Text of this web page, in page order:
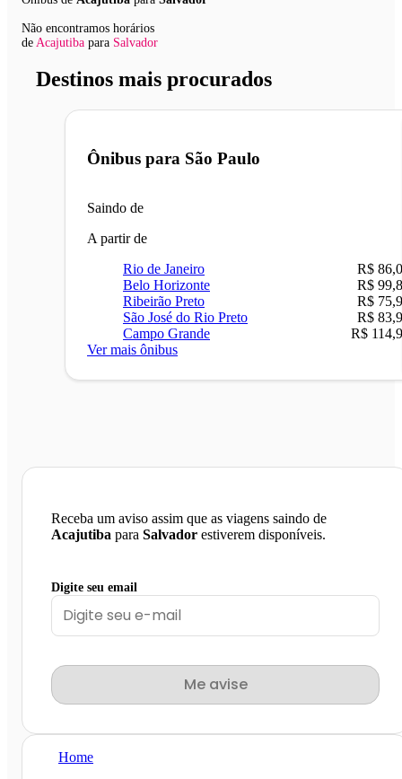
Não encontramos horários
de Acajutiba para Salvador
Destinos mais procurados
Ônibus para São Paulo
Saindo de
A partir de
Rio de Janeiro
R$
Belo Horizonte
R$
Ribeirão Preto
R$
São José do Rio Preto
R$
Campo Grande
R$
Ver mais ônibus
Receba um aviso assim que as viagens saindo de
Acajutiba para Salvador estiverem disponíveis.
Digite seu email
Me avise
Home